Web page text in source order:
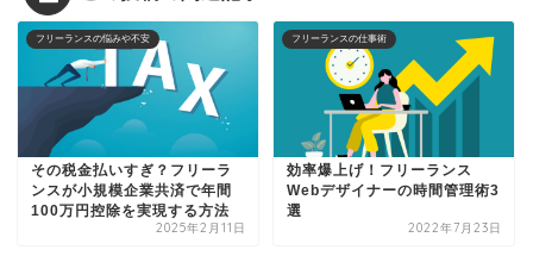
フリーランスの悩みや不安
その税金払いすぎ？フリーラ
ンスが小規模企業共済で年間
100万円控除を実現する方法
2025年2月11日
フリーランスの仕事術
効率爆上げ！フリーランス
Webデザイナーの時間管理術3
選
2022年7月23日